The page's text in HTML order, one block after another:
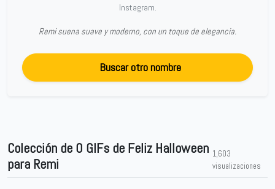
Instagram.
Remi suena suave y moderno, con un toque de elegancia.
Buscar otro nombre
Colección de 0 GIFs de Feliz Halloween
para Remi
1,603
visualizaciones